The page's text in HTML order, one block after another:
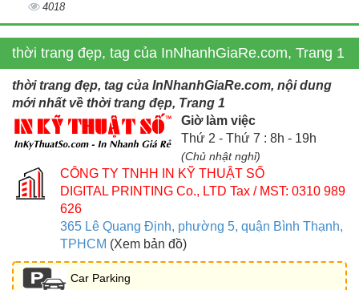
4018
thời trang đẹp, tag của InNhanhGiaRe.com, Trang 1
thời trang đẹp, tag của InNhanhGiaRe.com, nội dung
mới nhất về thời trang đẹp, Trang 1
Giờ làm việc
Thứ 2 - Thứ 7 : 8h - 19h
(Chủ nhật nghỉ)
CÔNG TY TNHH IN KỸ THUẬT SỐ
DIGITAL PRINTING Co., LTD Tax / MST: 0310 989
626
365 Lê Quang Định, phường 5, quận Bình Thạnh,
TPHCM (Xem bản đồ)
Car Parking